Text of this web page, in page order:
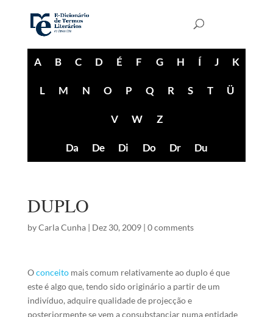
A B C D É F G H Í J K
L M N O P Q R S T Ü
V W Z
Da De Di Do Dr Du
DUPLO
byCarla Cunha| Dez 30, 2009| 0 comments
Oconceitomais comum relativamente ao duplo é que
este é algo que, tendo sido originário a partir de um
indivíduo, adquire qualidade de projecção e
posteriormente se vem a consubstanciar numa entidade